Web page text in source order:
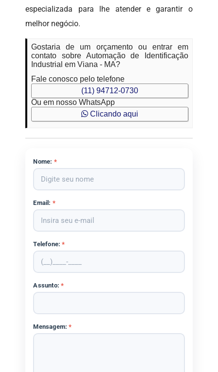
especializada para lhe atender e garantir o
melhor negócio.
Gostaria de um orçamento ou entrar em
contato sobre Automação de Identificação
Industrial em Viana - MA?
Fale conosco pelo telefone
(11) 94712-0730
Ou em nosso WhatsApp
Clicando aqui
Nome: *
Email: *
Telefone:*
Assunto:*
Mensagem:*